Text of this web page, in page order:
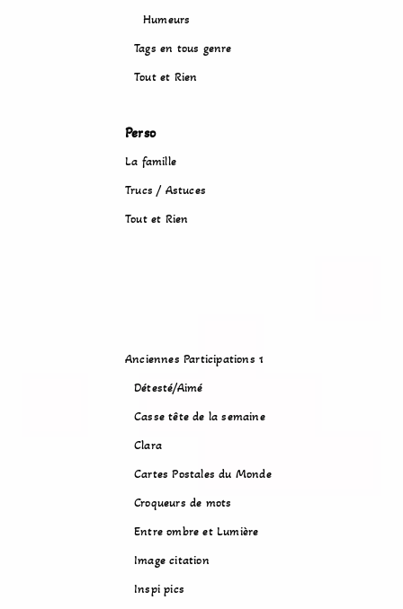
Humeurs
Tags en tous genre
Tout et Rien
Perso
La famille
Trucs / Astuces
Tout et Rien
Anciennes Participations 1
Détesté/Aimé
Casse tête de la semaine
Clara
Cartes Postales du Monde
Croqueurs de mots
Entre ombre et Lumière
Image citation
Inspi pics